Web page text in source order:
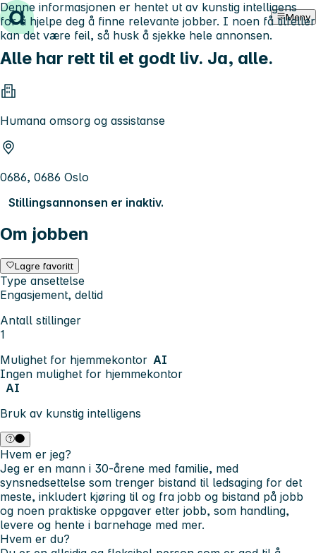
Hopp til innhold Meny
Alle har rett til et godt liv. Ja, alle.
Humana omsorg og assistanse
0686, 0686 Oslo
Stillingsannonsen er inaktiv.
Om jobben
Lagre favoritt
Type ansettelse
Engasjement, deltid
Antall stillinger
1
Mulighet for hjemmekontor AI
Ingen mulighet for hjemmekontor
AI
Bruk av kunstig intelligens
Denne informasjonen er hentet ut av kunstig intelligens
for å hjelpe deg å finne relevante jobber. I noen få tilfeller
kan det være feil, så husk å sjekke hele annonsen.
Hvem er jeg?
Jeg er en mann i 30-årene med familie, med
synsnedsettelse som trenger bistand til ledsaging for det
meste, inkludert kjøring til og fra jobb og bistand på jobb
og noen praktiske oppgaver etter jobb, som handling,
levere og hente i barnehage med mer.
Hvem er du?